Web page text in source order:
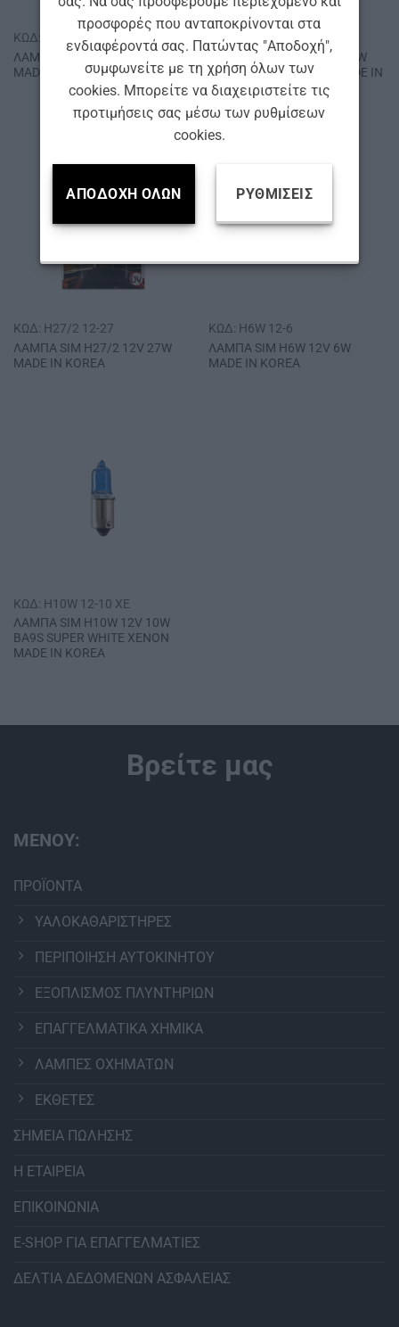
προσφορές που ανταποκρίνονται στα
ενδιαφέροντά σας. Πατώντας "Αποδοχή",
συμφωνείτε με τη χρήση όλων των
cookies. Μπορείτε να διαχειριστείτε τις
προτιμήσεις σας μέσω των ρυθμίσεων
cookies.
ΑΠΟΔΟΧΉ ΌΛΩΝ ΡΥΘΜΊΣΕΙΣ
ΚΩΔ: H27/1 12-27
ΛΑΜΠΑ SΙΜ Η27/1 12V 27W
MADE IN ΚΟRΕΑ
ΚΩΔ: H27/1 12-27 XE
ΛΑΜΠΑ SΙΜ Η27/1 12V 27W
SUPER WHITE ΧΕΝΟΝ MADE IN
ΚΟRΕΑ
ΚΩΔ: H27/2 12-27
ΛΑΜΠΑ SΙΜ Η27/2 12V 27W
MADE IN ΚΟRΕΑ
ΚΩΔ: H6W 12-6
ΛΑΜΠΑ SΙΜ Η6W 12V 6W
MADE IN ΚΟRΕΑ
ΚΩΔ: H10W 12-10 XE
ΛΑΜΠΑ SΙΜ Η10W 12V 10W
ΒΑ9S SUPER WHITE ΧΕΝΟΝ
MADE IN ΚΟRΕΑ
Βρείτε μας
ΜΕΝΟΥ:
ΠΡΟΪΟΝΤΑ
ΥΑΛΟΚΑΘΑΡΙΣΤΗΡΕΣ
ΠΕΡΙΠΟΙΗΣΗ ΑΥΤΟΚΙΝΗΤΟΥ
ΕΞΟΠΛΙΣΜΟΣ ΠΛΥΝΤΗΡΙΩΝ
ΕΠΑΓΓΕΛΜΑΤΙΚΑ ΧΗΜΙΚΑ
ΛΑΜΠΕΣ ΟΧΗΜΑΤΩΝ
ΕΚΘΕΤΕΣ
ΣΗΜΕΙΑ ΠΩΛΗΣΗΣ
Η ΕΤΑΙΡΕΙΑ
ΕΠΙΚΟΙΝΩΝΙΑ
E-SHOP ΓΙΑ ΕΠΑΓΓΕΛΜΑΤΙΕΣ
ΔΕΛΤΙΑ ΔΕΔΟΜΕΝΩΝ ΑΣΦΑΛΕΙΑΣ